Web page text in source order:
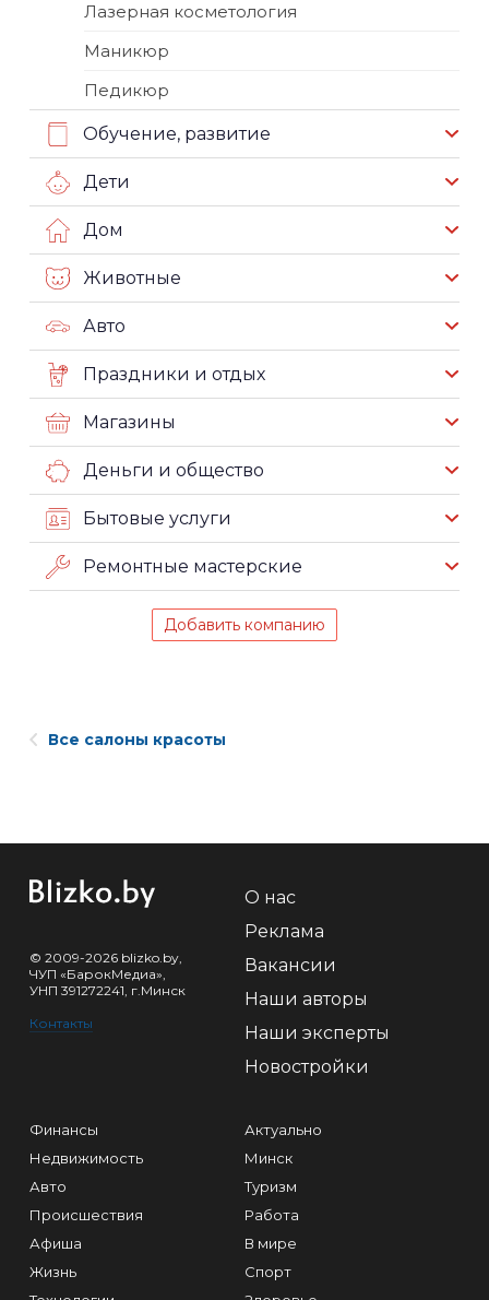
Лазерная косметология
Маникюр
Педикюр
Обучение, развитие
Дети
Дом
Животные
Авто
Праздники и отдых
Магазины
Деньги и общество
Бытовые услуги
Ремонтные мастерские
Добавить компанию
Все салоны красоты
© 2009-2026 blizko.by,
ЧУП «БарокМедиа»,
УНП 391272241, г.Минск
Контакты
О нас
Реклама
Вакансии
Наши авторы
Наши эксперты
Новостройки
Финансы
Недвижимость
Авто
Происшествия
Афиша
Жизнь
Актуально
Минск
Туризм
Работа
В мире
Спорт